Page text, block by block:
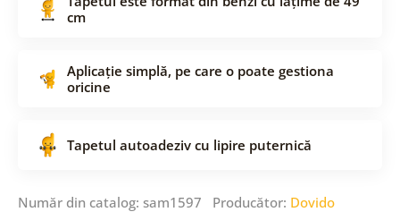
cm
Aplicație simplă, pe care o poate gestiona
oricine
Tapetul autoadeziv cu lipire puternică
Număr din catalog: sam1597 Producător: Dovido